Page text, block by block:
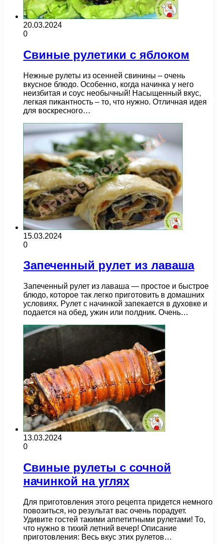
20.03.2024
0
Свиные рулетики с яблоком
Нежные рулеты из осенней свинины – очень
вкусное блюдо. Особенно, когда начинка у него
неизбитая и соус необычный! Насыщенный вкус,
легкая пикантность – то, что нужно. Отличная идея
для воскресного…
15.03.2024
0
Запеченный рулет из лаваша
Запеченный рулет из лаваша — простое и быстрое
блюдо, которое так легко приготовить в домашних
условиях. Рулет с начинкой запекается в духовке и
подается на обед, ужин или полдник. Очень…
13.03.2024
0
Свиные рулеты с сочной
начинкой на углях
Для приготовления этого рецепта придется немного
повозиться, но результат вас очень порадует.
Удивите гостей такими аппетитными рулетами! То,
что нужно в тихий летний вечер! Описание
приготовления: Весь вкус этих рулетов…